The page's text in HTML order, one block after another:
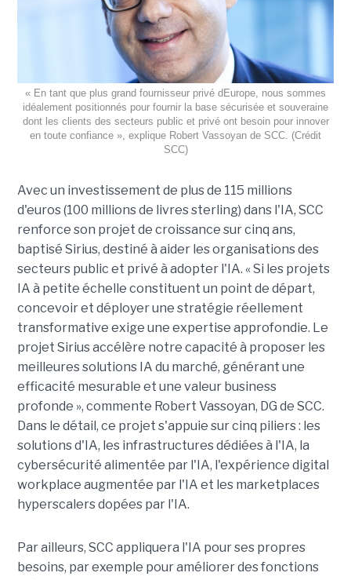
« En tant que plus grand fournisseur privé dEurope, nous sommes
idéalement positionnés pour fournir la base sécurisée et souveraine
dont les clients des secteurs public et privé ont besoin pour innover
en toute confiance », explique Robert Vassoyan de SCC. (Crédit
SCC)
Avec un investissement de plus de 115 millions
d'euros (100 millions de livres sterling) dans l'IA, SCC
renforce son projet de croissance sur cinq ans,
baptisé Sirius, destiné à aider les organisations des
secteurs public et privé à adopter l'IA. « Si les projets
IA à petite échelle constituent un point de départ,
concevoir et déployer une stratégie réellement
transformative exige une expertise approfondie. Le
projet Sirius accélère notre capacité à proposer les
meilleures solutions IA du marché, générant une
efficacité mesurable et une valeur business
profonde », commente Robert Vassoyan, DG de SCC.
Dans le détail, ce projet s'appuie sur cinq piliers : les
solutions d'IA, les infrastructures dédiées à l'IA, la
cybersécurité alimentée par l'IA, l'expérience digital
workplace augmentée par l'IA et les marketplaces
hyperscalers dopées par l'IA.
Par ailleurs, SCC appliquera l'IA pour ses propres
besoins, par exemple pour améliorer des fonctions